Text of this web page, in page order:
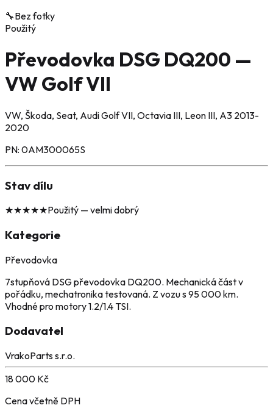
🔧Bez fotky
Použitý
Převodovka DSG DQ200 —
VW Golf VII
VW, Škoda, Seat, Audi Golf VII, Octavia III, Leon III, A3 2013-
2020
PN: 0AM300065S
Stav dílu
★★★★★Použitý — velmi dobrý
Kategorie
Převodovka
7stupňová DSG převodovka DQ200. Mechanická část v
pořádku, mechatronika testovaná. Z vozu s 95 000 km.
Vhodné pro motory 1.2/1.4 TSI.
Dodavatel
VrakoParts s.r.o.
18 000 Kč
Cena včetně DPH